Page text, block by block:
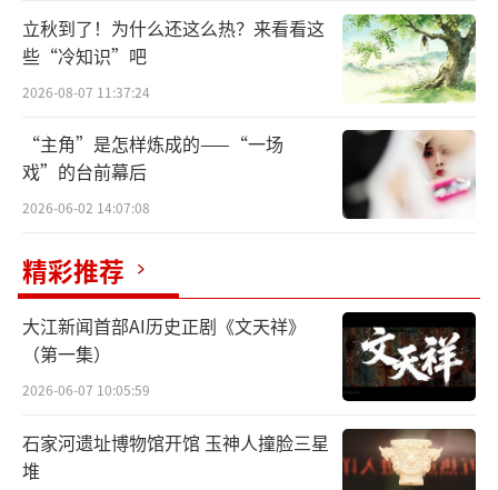
故事发生在“三打白骨精”之后，孙悟空
被师父误会而被赶走。余下师徒三人行至碗子
山波月洞，在此占山为王的黄袍怪将唐僧捉
去。黄袍怪的压寨夫人是宝象国的三公主百花
羞，她好心救唐僧出洞，并托唐僧送一封家书
给阔别十三年的父母。信中，这位薄命的公主
八月十五日良夜佳辰，蒙父王恩旨，著各宫排
宴，赏玩月华，共乐清霄盛会。正欢娱之间，
不觉一阵香风，闪出个金睛蓝面青发魔王，将
女擒住，驾祥光，直带至半野山中无人处。”
中秋之夜华宴开，养尊处优的公主本正在
宫中赏月游玩，却被一阵妖风裹挟掳走，从此
立秋到了！为什么还这么热？来看看这
些“冷知识”吧
2026-08-07 11:37:24
“主角”是怎样炼成的——“一场
戏”的台前幕后
2026-06-02 14:07:08
精彩推荐
大江新闻首部AI历史正剧《文天祥》
（第一集）
2026-06-07 10:05:59
石家河遗址博物馆开馆 玉神人撞脸三星
堆